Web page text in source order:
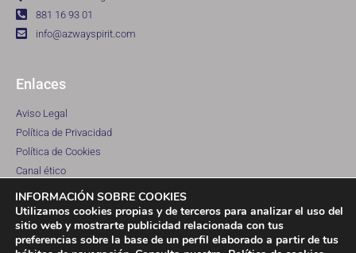
881 16 93 01
info@azwayspirit.com
Enlaces
Aviso Legal
Política de Privacidad
Política de Cookies
Canal ético
© 2021 AZ Way Spirit S.L. Todos los derechos reservados. - Miembros de
INFORMACIÓN SOBRE COOKIES
Utilizamos cookies propias y de terceros para analizar el uso del
sitio web y mostrarte publicidad relacionada con tus
preferencias sobre la base de un perfil elaborado a partir de tus